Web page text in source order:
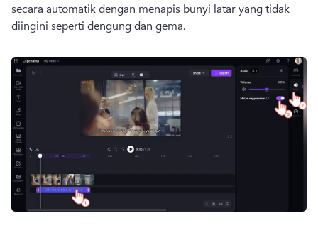
secara automatik dengan menapis bunyi latar yang tidak
diingini seperti dengung dan gema.